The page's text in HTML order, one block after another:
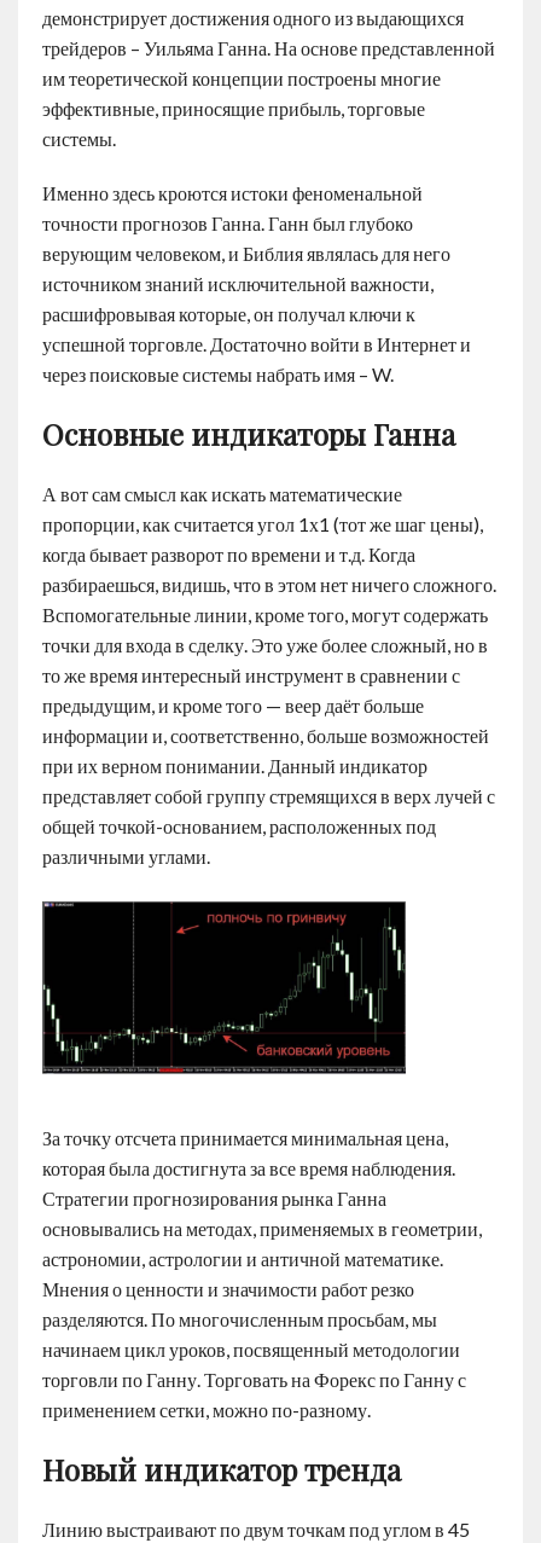
демонстрирует достижения одного из выдающихся
трейдеров – Уильяма Ганна. На основе представленной
им теоретической концепции построены многие
эффективные, приносящие прибыль, торговые
системы.
Именно здесь кроются истоки феноменальной
точности прогнозов Ганна. Ганн был глубоко
верующим человеком, и Библия являлась для него
источником знаний исключительной важности,
расшифровывая которые, он получал ключи к
успешной торговле. Достаточно войти в Интернет и
через поисковые системы набрать имя – W.
Основные индикаторы Ганна
А вот сам смысл как искать математические
пропорции, как считается угол 1х1 (тот же шаг цены),
когда бывает разворот по времени и т.д. Когда
разбираешься, видишь, что в этом нет ничего сложного.
Вспомогательные линии, кроме того, могут содержать
точки для входа в сделку. Это уже более сложный, но в
то же время интересный инструмент в сравнении с
предыдущим, и кроме того — веер даёт больше
информации и, соответственно, больше возможностей
при их верном понимании. Данный индикатор
представляет собой группу стремящихся в верх лучей с
общей точкой-основанием, расположенных под
различными углами.
За точку отсчета принимается минимальная цена,
которая была достигнута за все время наблюдения.
Стратегии прогнозирования рынка Ганна
основывались на методах, применяемых в геометрии,
астрономии, астрологии и античной математике.
Мнения о ценности и значимости работ резко
разделяются. По многочисленным просьбам, мы
начинаем цикл уроков, посвященный методологии
торговли по Ганну. Торговать на Форекс по Ганну с
применением сетки, можно по-разному.
Новый индикатор тренда
Линию выстраивают по двум точкам под углом в 45